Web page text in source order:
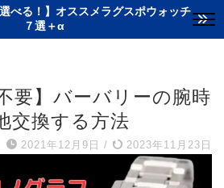
べる！】オススメラグスポウォッチ
７選＋α
要】バーバリーの腕時
交換する方法
2021年12月9日 / 2023年11月23日